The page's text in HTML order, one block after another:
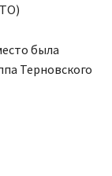
была
Терновского